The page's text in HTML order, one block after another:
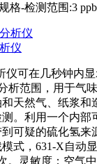
格-检测范围:3
仪
仪可在几秒钟内
析范围，用于气
天然气、纸浆和
。利用一个内部
可疑的硫化氢来
式，631-X自动
。灵敏度：空气